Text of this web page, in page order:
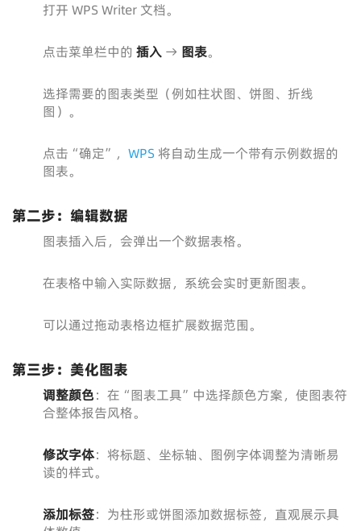
打开 WPS Writer 文档。
点击菜单栏中的 插入→ 图表。
选择需要的图表类型（例如柱状图、饼图、折线
图）。
点击“确定”， WPS 将自动生成一个带有示例数据的
图表。
第二步：编辑数据
图表插入后，会弹出一个数据表格。
在表格中输入实际数据，系统会实时更新图表。
可以通过拖动表格边框扩展数据范围。
第三步：美化图表
调整颜色：在“图表工具”中选择颜色方案，使图表符
合整体报告风格。
修改字体：将标题、坐标轴、图例字体调整为清晰易
读的样式。
添加标签：为柱形或饼图添加数据标签，直观展示具